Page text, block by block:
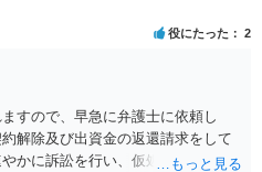
役にたった 2
すので、早急に弁護士に依頼し
解除及び出資金の返還請求をして
かに訴訟を行い、仮処分で、相手